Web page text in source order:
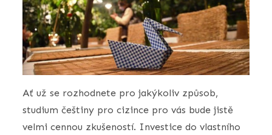
Ať už se rozhodnete pro jakýkoliv způsob,
studium češtiny pro cizince pro vás bude jistě
velmi cennou zkušeností. Investice do vlastního